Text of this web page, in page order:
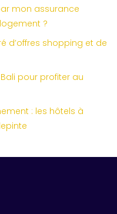
mon assurance
?
d’offres shopping et de
pour profiter au
: les hôtels à